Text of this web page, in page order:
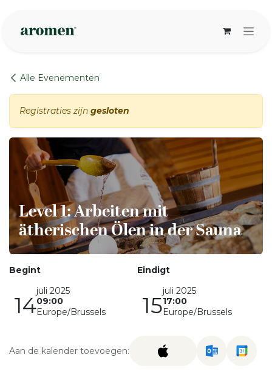
Alle Evenementen
Registraties zijn gesloten
Level 1: Arbeiten mit
ätherischen Ölen in der Sauna
Begint
14
juli 2025
09:00
Europe/Brussels
Eindigt
15
juli 2025
17:00
Europe/Brussels
Aan de kalender toevoegen: